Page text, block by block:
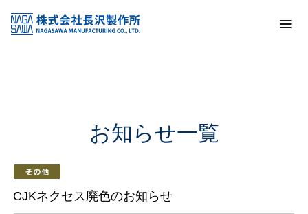
お知らせ一覧
CJKネクセス廃色のお知らせ
お知らせ一覧
CJKネクセス廃色のお知らせ